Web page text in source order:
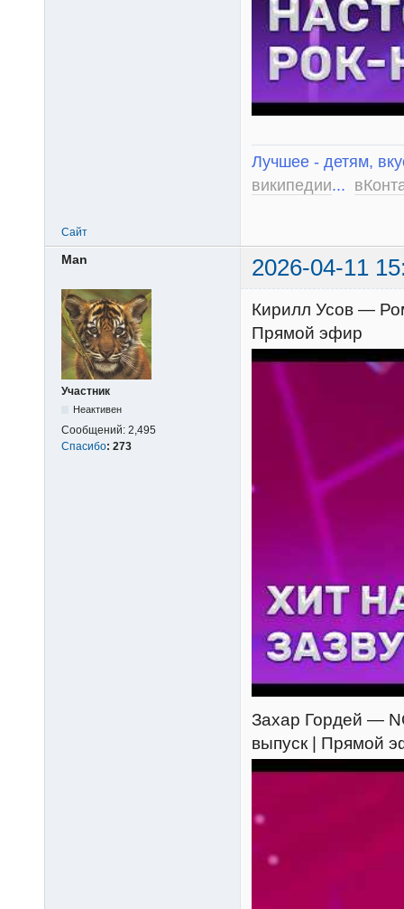
Лучшее - детям,
википедии...
Сайт
Man 2026-04-11
Участник
Неактивен
Сообщений: 2,495
Спасибо: 273
Кирилл Усов —
Прямой эфир
Захар Гордей —
выпуск | Прямой